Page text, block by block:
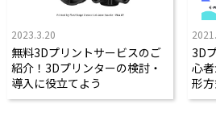
2023.3.20
無料3Dプリントサービスのご
紹介！3Dプリンターの検討・
導入に役立てよう
3D
心
形